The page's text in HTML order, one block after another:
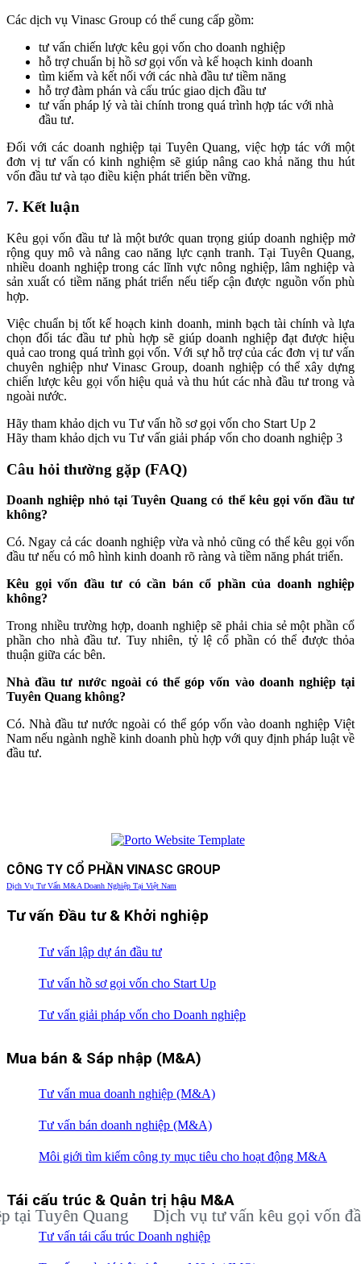
Các dịch vụ Vinasc Group có thể cung cấp gồm:
tư vấn chiến lược kêu gọi vốn cho doanh nghiệp
hỗ trợ chuẩn bị hồ sơ gọi vốn và kế hoạch kinh doanh
tìm kiếm và kết nối với các nhà đầu tư tiềm năng
hỗ trợ đàm phán và cấu trúc giao dịch đầu tư
tư vấn pháp lý và tài chính trong quá trình hợp tác với nhà
đầu tư.
Đối với các doanh nghiệp tại Tuyên Quang, việc hợp tác với một
đơn vị tư vấn có kinh nghiệm sẽ giúp nâng cao khả năng thu hút
vốn đầu tư và tạo điều kiện phát triển bền vững.
7. Kết luận
Kêu gọi vốn đầu tư là một bước quan trọng giúp doanh nghiệp mở
rộng quy mô và nâng cao năng lực cạnh tranh. Tại Tuyên Quang,
nhiều doanh nghiệp trong các lĩnh vực nông nghiệp, lâm nghiệp và
sản xuất có tiềm năng phát triển nếu tiếp cận được nguồn vốn phù
hợp.
Việc chuẩn bị tốt kế hoạch kinh doanh, minh bạch tài chính và lựa
chọn đối tác đầu tư phù hợp sẽ giúp doanh nghiệp đạt được hiệu
quả cao trong quá trình gọi vốn. Với sự hỗ trợ của các đơn vị tư vấn
chuyên nghiệp như Vinasc Group, doanh nghiệp có thể xây dựng
chiến lược kêu gọi vốn hiệu quả và thu hút các nhà đầu tư trong và
ngoài nước.
Hãy tham khảo dịch vu Tư vấn hồ sơ gọi vốn cho Start Up 2
Hãy tham khảo dịch vu Tư vấn giải pháp vốn cho doanh nghiệp 3
Câu hỏi thường gặp (FAQ)
Doanh nghiệp nhỏ tại Tuyên Quang có thể kêu gọi vốn đầu tư
không?
Có. Ngay cả các doanh nghiệp vừa và nhỏ cũng có thể kêu gọi vốn
đầu tư nếu có mô hình kinh doanh rõ ràng và tiềm năng phát triển.
Kêu gọi vốn đầu tư có cần bán cổ phần của doanh nghiệp
không?
Trong nhiều trường hợp, doanh nghiệp sẽ phải chia sẻ một phần cổ
phần cho nhà đầu tư. Tuy nhiên, tỷ lệ cổ phần có thể được thỏa
thuận giữa các bên.
Nhà đầu tư nước ngoài có thể góp vốn vào doanh nghiệp tại
Tuyên Quang không?
Có. Nhà đầu tư nước ngoài có thể góp vốn vào doanh nghiệp Việt
Nam nếu ngành nghề kinh doanh phù hợp với quy định pháp luật về
đầu tư.
CÔNG TY CỔ PHẦN VINASC GROUP
Dịch Vụ Tư Vấn M&A Doanh Nghiệp Tại Việt Nam
Tư vấn Đầu tư & Khởi nghiệp
Tư vấn lập dự án đầu tư
Tư vấn hồ sơ gọi vốn cho Start Up
Tư vấn giải pháp vốn cho Doanh nghiệp
Mua bán & Sáp nhập (M&A)
Tư vấn mua doanh nghiệp (M&A)
Tư vấn bán doanh nghiệp (M&A)
Môi giới tìm kiếm công ty mục tiêu cho hoạt động M&A
Tái cấu trúc & Quản trị hậu M&A
Tư vấn tái cấu trúc Doanh nghiệp
Quang Dịch vụ tư vấn kêu gọi vốn đầu tư